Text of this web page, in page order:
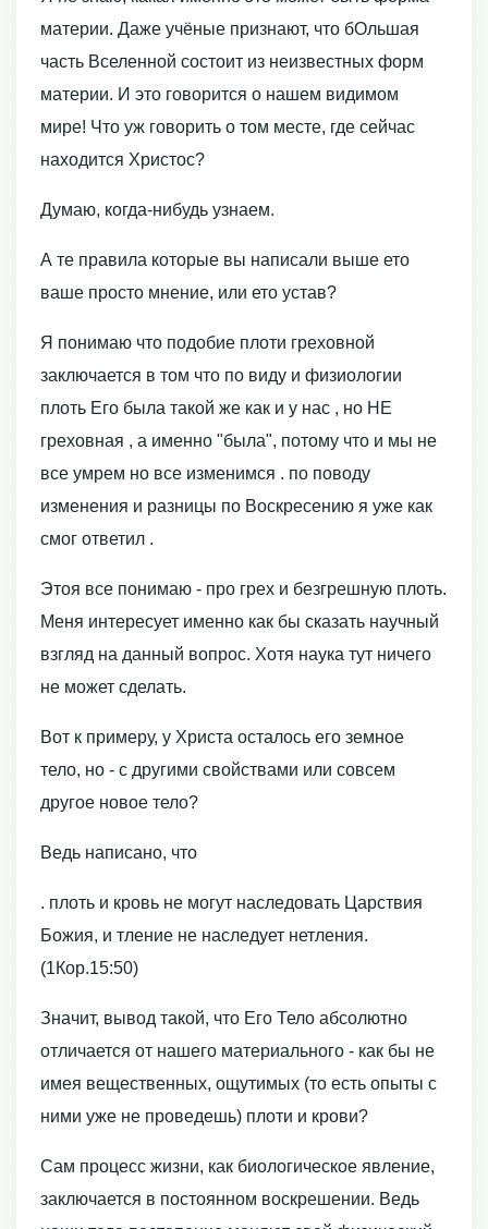
материи. Даже учёные признают, что бОльшая
часть Вселенной состоит из неизвестных форм
материи. И это говорится о нашем видимом
мире! Что уж говорить о том месте, где сейчас
находится Христос?
Думаю, когда-нибудь узнаем.
А те правила которые вы написали выше ето
ваше просто мнение, или ето устав?
Я понимаю что подобие плоти греховной
заключается в том что по виду и физиологии
плоть Его была такой же как и у нас , но НЕ
греховная , а именно "была", потому что и мы не
все умрем но все изменимся . по поводу
изменения и разницы по Воскресению я уже как
смог ответил .
Этоя все понимаю - про грех и безгрешную плоть.
Меня интересует именно как бы сказать научный
взгляд на данный вопрос. Хотя наука тут ничего
не может сделать.
Вот к примеру, у Христа осталось его земное
тело, но - с другими свойствами или совсем
другое новое тело?
Ведь написано, что
. плоть и кровь не могут наследовать Царствия
Божия, и тление не наследует нетления.
(1Кор.15:50)
Значит, вывод такой, что Его Тело абсолютно
отличается от нашего материального - как бы не
имея вещественных, ощутимых (то есть опыты с
ними уже не проведешь) плоти и крови?
Сам процесс жизни, как биологическое явление,
заключается в постоянном воскрешении. Ведь